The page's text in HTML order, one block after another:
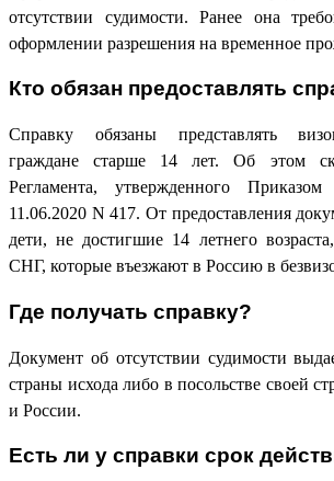
отсутствии судимости. Ранее она
оформлении разрешения на временное
Кто обязан предоставлять
Справку обязаны представлять
граждане старше 14 лет. Об этом
Регламента, утвержденного
11.06.2020 N 417. От предоставления
дети, не достигшие 14 летнего
СНГ, которые въезжают в Россию в
Где получать справку?
Документ об отсутствии судимости
страны исхода либо в посольстве своей
и России.
Есть ли у справки срок